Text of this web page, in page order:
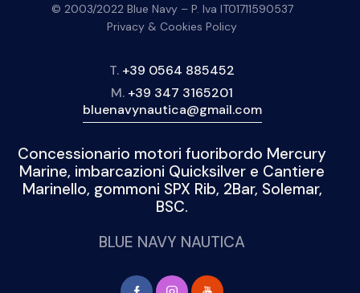
© 2003/2022 Blue Navy – P. Iva IT01711590537
Privacy & Cookies Policy
T. +39 0564 885452
M. +39 347 3165201
bluenavynautica@gmail.com
Concessionario motori fuoribordo Mercury
Marine, imbarcazioni Quicksilver e Cantiere
Marinello, gommoni SPX Rib, 2Bar, Solemar,
BSC.
BLUE NAVY NAUTICA